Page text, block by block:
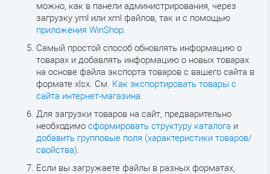
можно, как в панели администрирования, через
загрузку yml или xml файлов, так и с помощью
приложения WinShop.
Самый простой способ обновлять информацию о
товарах и добавлять информацию о новых товарах
на основе файла экспорта товаров с вашего сайта в
формате xlsx. См. Как экспортировать товары с
сайта интернет-магазина.
Для загрузки товаров на сайт, предварительно
необходимо сформировать структуру каталога и
добавить групповые поля (характеристики товаров/
свойства).
Если вы загружаете файлы в разных форматах,